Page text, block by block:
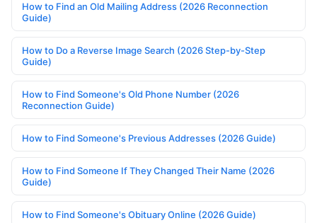
How to Find an Old Mailing Address (2026 Reconnection
Guide)
How to Do a Reverse Image Search (2026 Step-by-Step
Guide)
How to Find Someone's Old Phone Number (2026
Reconnection Guide)
How to Find Someone's Previous Addresses (2026 Guide)
How to Find Someone If They Changed Their Name (2026
Guide)
How to Find Someone's Obituary Online (2026 Guide)